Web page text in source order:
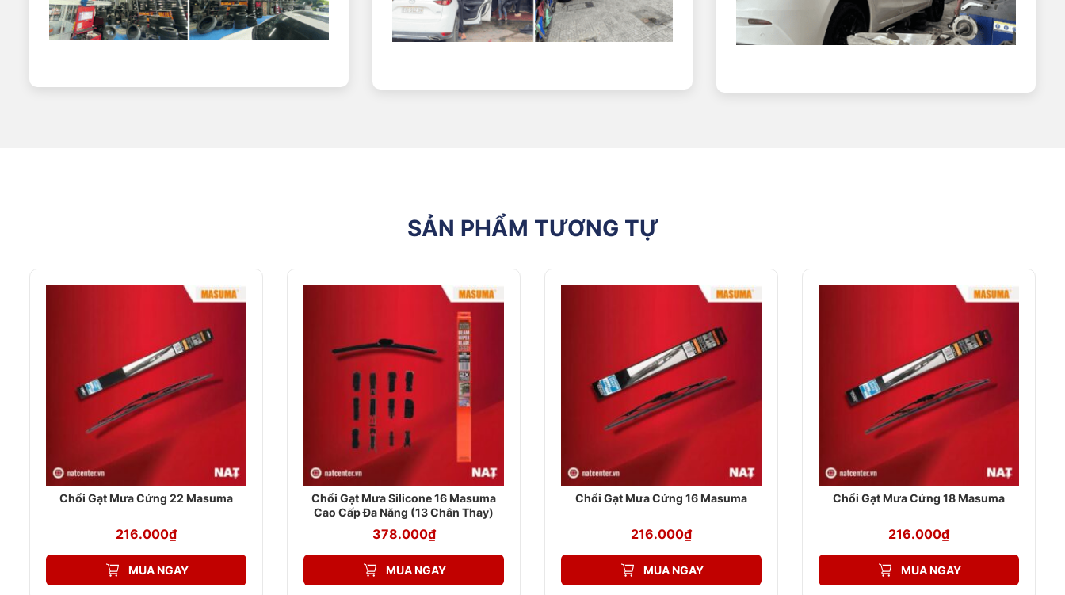
Chổi Gạt Mưa 3 Khúc 21″ Hybrid Masuma
MU-21 / 525 mm
SẢN PHẨM TƯƠNG TỰ
Chổi Gạt Mưa Cứng 22 Masuma
216.000₫
MUA NGAY
Chổi Gạt Mưa Silicone 16 Masuma
Cao Cấp Đa Năng (13 Chân Thay)
378.000₫
MUA NGAY
Chổi Gạt Mưa Cứng 16 Masuma
216.000₫
MUA NGAY
Chổi Gạt Mưa Cứng 18 Masuma
216.000₫
MUA NGAY